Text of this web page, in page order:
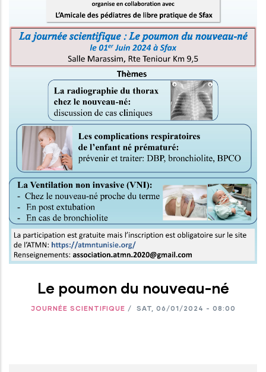
Le poumon du nouveau-né
JOURNÉE SCIENTIFIQUE / SAT, 06/01/2024 - 08:00